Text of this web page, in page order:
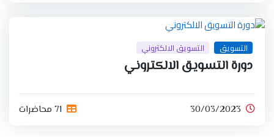
التسويق التسويق الالكتروني
دورة التسويق الالكتروني
30/03/2023 71 محاضرات